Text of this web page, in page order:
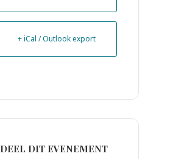
+ iCal / Outlook export
DEEL DIT EVENEMENT